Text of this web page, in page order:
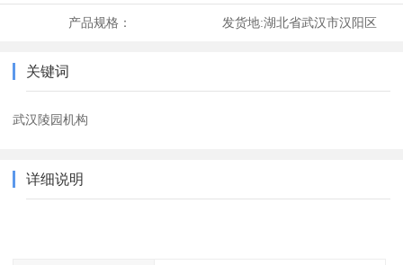
产品规格： 发货地:湖北省武汉市汉阳区
关键词
武汉陵园机构
详细说明